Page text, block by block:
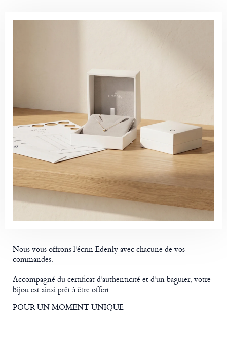
Nous vous offrons l’écrin Edenly avec chacune de vos
commandes.
Accompagné du certificat d’authenticité et d’un baguier, votre
bijou est ainsi prêt à être offert.
POUR UN MOMENT UNIQUE